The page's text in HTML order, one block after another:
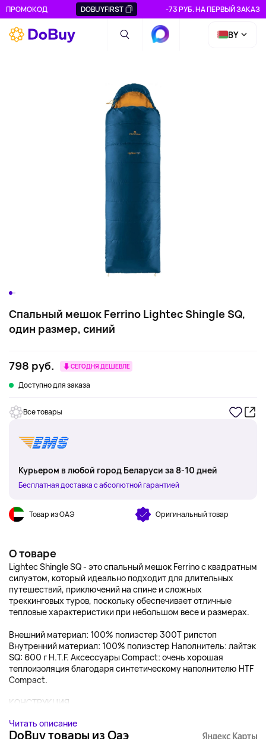
ПРОМОКОД DOBUYFIRST -73 РУБ. НА ПЕРВЫЙ ЗАКАЗ
BY
Спальный мешок Ferrino Lightec Shingle SQ,
один размер, синий
798 руб. СЕГОДНЯ ДЕШЕВЛЕ
Доступно для заказа
Все товары
Курьером в любой город Беларуси за 8-10 дней
Бесплатная доставка с абсолютной гарантией
Товар из ОАЭ Оригинальный товар
О товаре
Lightec Shingle SQ - это спальный мешок Ferrino с квадратным
силуэтом, который идеально подходит для длительных
путешествий, приключений на спине и сложных
треккинговых туров, поскольку обеспечивает отличные
тепловые характеристики при небольшом весе и размерах.
Внешний материал: 100% полиэстер 300T рипстоп
Внутренний материал: 100% полиэстер Наполнитель: лайтэк
SQ: 600 г H.T.F. Аксессуары Compact: очень хорошая
теплоизоляция благодаря синтетическому наполнителю HTF
Compact.
КОНСТРУКЦИЯ ...
Читать описание